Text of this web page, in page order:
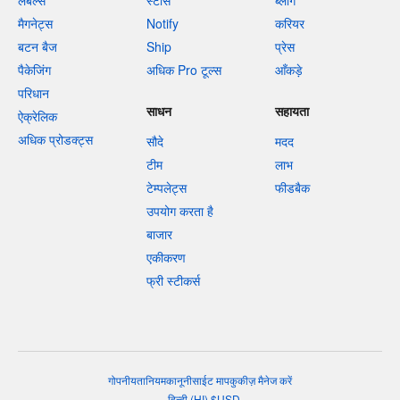
मैगनेट्स
बटन बैज
पैकेजिंग
परिधान
ऐक्रेलिक
अधिक प्रोडक्ट्स
Notify
Ship
अधिक Pro टूल्स
करियर
प्रेस
आँकड़े
साधन
सौदे
टीम
टेम्पलेट्स
उपयोग करता है
बाजार
एकीकरण
फ्री स्टीकर्स
सहायता
मदद
लाभ
फीडबैक
गोपनीयतानियमकानूनीसाईट मापकुकीज़ मैनेज करें